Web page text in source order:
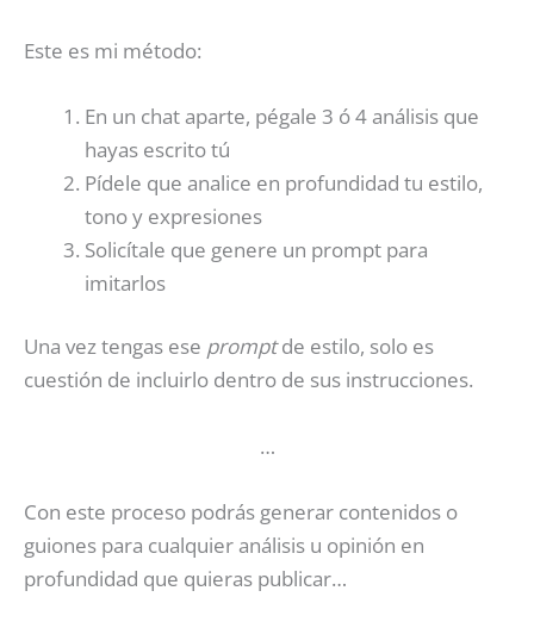
Este es mi método:
En un chat aparte, pégale 3 ó 4 análisis que
hayas escrito tú
Pídele que analice en profundidad tu estilo,
tono y expresiones
Solicítale que genere un prompt para
imitarlos
Una vez tengas ese promptde estilo, solo es
cuestión de incluirlo dentro de sus instrucciones.
…
Con este proceso podrás generar contenidos o
guiones para cualquier análisis u opinión en
profundidad que quieras publicar…